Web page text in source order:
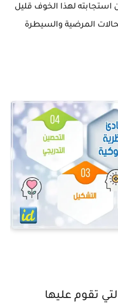
استجابته لهذا الخوف قليل
المرضية والسيطرة
تقوم عليها